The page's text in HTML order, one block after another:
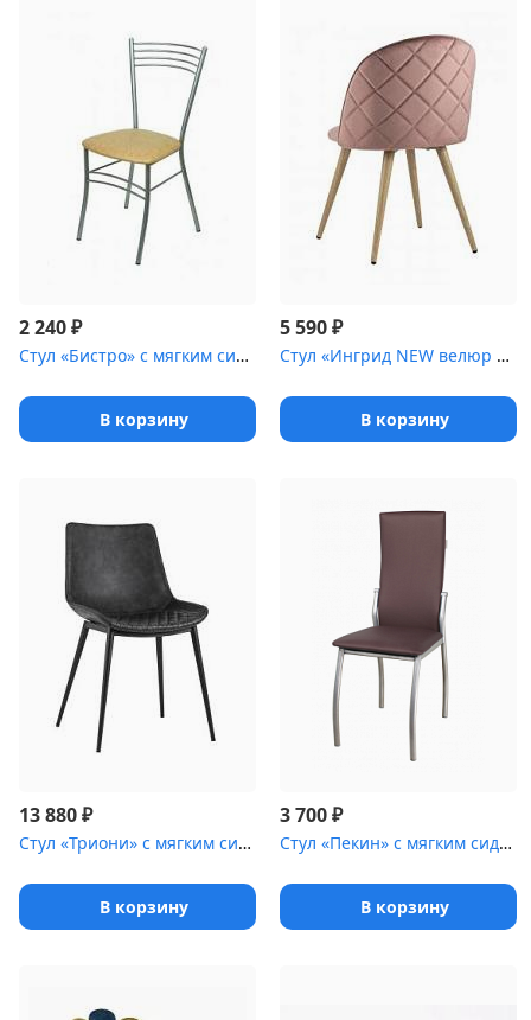
2 240₽
Стул «Бистро» с мягким сиденьем [(окрашенный каркас)]
В корзину
5 590₽
Стул «Ингрид NEW велюр с ромбами» с мягким сиденьем [(ножки сталь...
В корзину
13 880₽
Стул «Триони» с мягким сиденьем [(стальной каркас)]
В корзину
3 700₽
Стул «Пекин» с мягким сиденьем [(окрашенный каркас)]
В корзину